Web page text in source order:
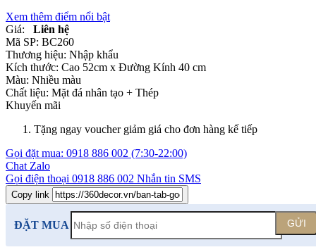
Xem thêm điểm nổi bật
Giá:
Liên hệ
Mã SP: BC260
Thương hiệu: Nhập khẩu
Kích thước: Cao 52cm x Đường Kính 40 cm
Màu: Nhiều màu
Chất liệu: Mặt đá nhân tạo + Thép
Khuyến mãi
Tặng ngay voucher giảm giá cho đơn hàng kế tiếp
Gọi đặt mua: 0918 886 002 (7:30-22:00)
Chat Zalo
Gọi điện thoại 0918 886 002 Nhắn tin SMS
Copy link
ĐẶT MUA GỬI